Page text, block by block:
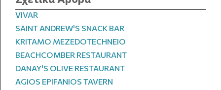
VIVAR
SAINT ANDREW'S SNACK BAR
KRITAMO MEZEDOTECHNEIO
BEACHCOMBER RESTAURANT
DANAY'S OLIVE RESTAURANT
AGIOS EPIFANIOS TAVERN